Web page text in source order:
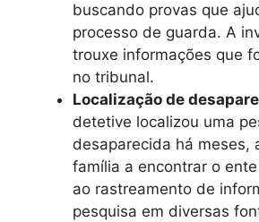
buscando provas que
processo de guarda. A
trouxe informações que
no tribunal.
Localização de
detetive localizou uma
desaparecida há meses,
família a encontrar o
ao rastreamento de
pesquisa em diversas